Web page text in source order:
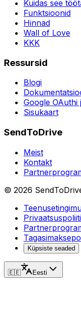
Kuidas see
Funktsioonid
Hinnad
Wall of Love
KKK
Ressursid
Blogi
Google OAuthi
Sisukaart
SendToDrive
Meist
Kontakt
© 2026
Küpsiste seaded
🇪🇪 Eesti